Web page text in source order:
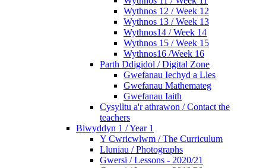
Wythnos 12 / Week 12
Wythnos 13 / Week 13
Wythnos14 / Week 14
Wythnos 15 / Week 15
Wythnos16 /Week 16
Parth Ddigidol / Digital Zone
Gwefanau Iechyd a Lles
Gwefanau Mathemateg
Gwefanau Iaith
Cysylltu a'r athrawon / Contact the
teachers
Blwyddyn 1 / Year 1
Y Cwricwlwm / The Curriculum
Lluniau / Photographs
Gwersi / Lessons - 2020/21